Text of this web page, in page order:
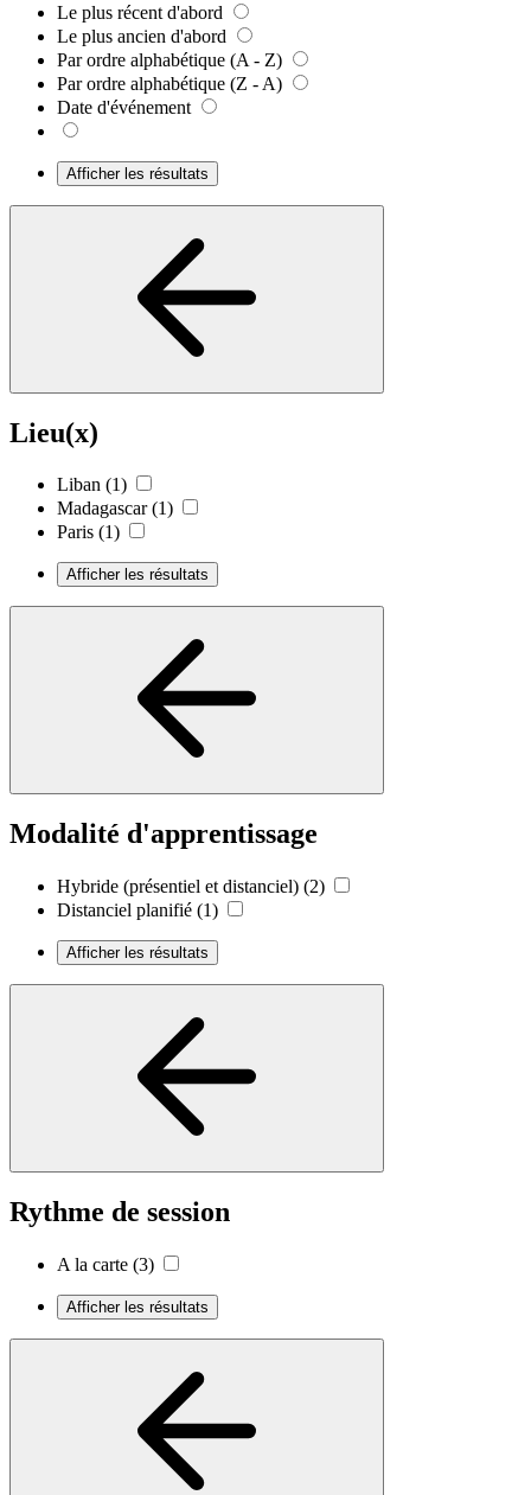
Le plus récent d'abord
Le plus ancien d'abord
Par ordre alphabétique (A - Z)
Par ordre alphabétique (Z - A)
Date d'événement
Afficher les résultats
Lieu(x)
Liban (1)
Madagascar (1)
Paris (1)
Afficher les résultats
Modalité d'apprentissage
Hybride (présentiel et distanciel) (2)
Distanciel planifié (1)
Afficher les résultats
Rythme de session
A la carte (3)
Afficher les résultats